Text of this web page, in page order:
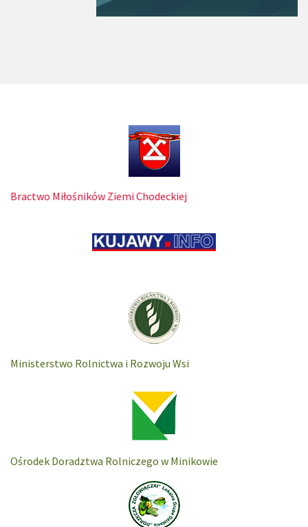
Bractwo Miłośników Ziemi Chodeckiej
Ministerstwo Rolnictwa i Rozwoju Wsi
Ośrodek Doradztwa Rolniczego w Minikowie